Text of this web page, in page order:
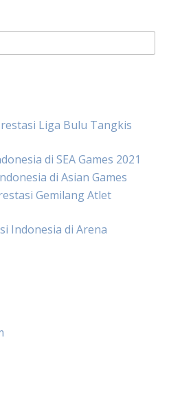
Liga Bulu Tangkis
di SEA Games 2021
di Asian Games
Gemilang Atlet
Indonesia di Arena